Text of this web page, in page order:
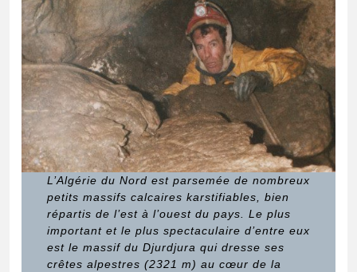
L’Algérie du Nord est parsemée de nombreux
petits massifs calcaires karstifiables, bien
répartis de l’est à l’ouest du pays. Le plus
important et le plus spectaculaire d’entre eux
est le massif du Djurdjura qui dresse ses
crêtes alpestres (2321 m) au cœur de la